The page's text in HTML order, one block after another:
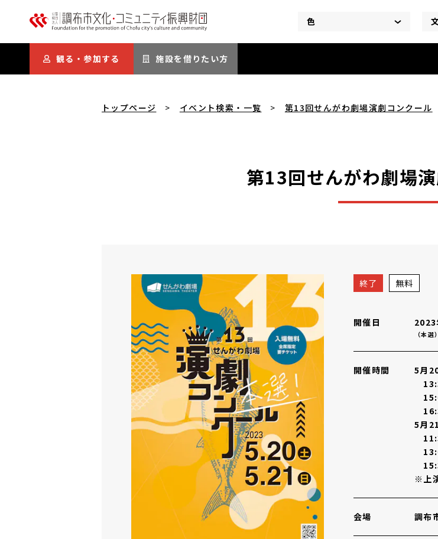
色
観る・参加する 施設を借りたい方
トップページ イベント検索・一覧 第13回せんがわ劇場演劇コンクール
第13回せんがわ劇場
第13回せんがわ劇場演劇コンクール概要 終了 無料
開催日
（本選）
開催時間
5月
5月
※上
会場 調布
第13回せ